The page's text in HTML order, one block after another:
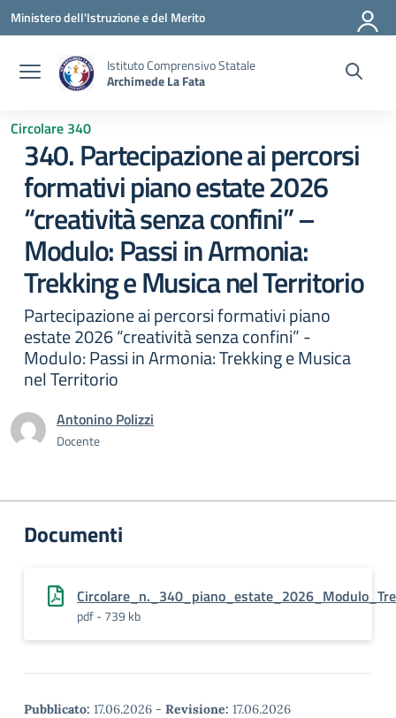
Vai ai contenuti
Vai al menu di navigazione
Vai al footer
Ministero dell'Istruzione e del Merito
Istituto Comprensivo Statale
Archimede La Fata
Circolare 340
340. Partecipazione ai percorsi
formativi piano estate 2026
“creatività senza confini” –
Modulo: Passi in Armonia:
Trekking e Musica nel Territorio
Partecipazione ai percorsi formativi piano
estate 2026 “creatività senza confini” -
Modulo: Passi in Armonia: Trekking e Musica
nel Territorio
Antonino Polizzi
Docente
Documenti
pdf - 739 kb
Pubblicato: 17.06.2026 - Revisione: 17.06.2026